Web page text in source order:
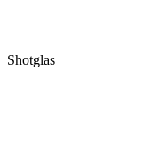
Shotglas